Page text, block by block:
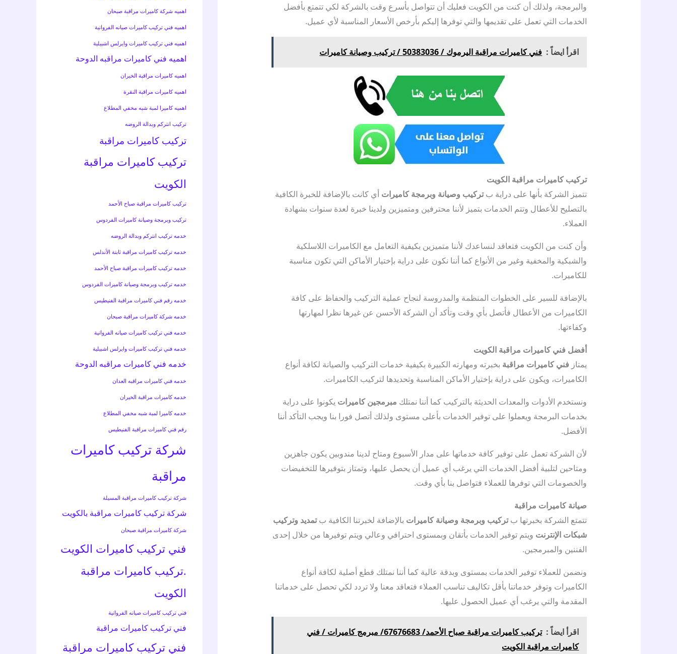
والبرمجة، ولذلك أن كنت من الكويت فعليك أن تتواصل بأسرع وقت بالشركة لكي تتمتع بأفضل
الخدمات التي تعمل على تقديمها والتي توفرها إليكم بأرخص الأسعار المناسبة لأي عميل.
اقرأ ايضاً : فني كاميرات مراقبة اليرموك / 50383036 / تركيب وصيانة كاميرات
تركيب كاميرات مراقبة الكويت
تتميز الشركة بأنها على دراية بتركيب وصيانة وبرمجة كاميرات أي كانت بالإضافة للخبرة الكافية
بالتصليح للأعطال وتتم الخدمات بتميز لأننا محترفين ومتميزين ولدينا خبرة لعدة سنوات بشهادة
العملاء.
وأن كنت من الكويت فتعاقد لنساعدك لأننا متميزين بكيفية التعامل مع الكاميرات اللاسلكية
والشبكية والمخفية وغير من الأنواع كما أننا نكون على دراية بإختيار الأماكن التي تكون مناسبة
للكاميرات.
بالإضافة للسير على الخطوات المنظمة والمدروسة لنجاح عملية التركيب والحفاظ على كافة
الكاميرات من الأعطال فأتصل بأي وقت وتأكد أن الشركة الأحسن عن غيرها نظرا لمهارتها
وكفاءتها.
أفضل فني كاميرات مراقبة الكويت
يمتاز فني كاميرات مراقبة بخبرته ومهارته الكبيرة بكيفية خدمات التركيب والصيانة لكافة أنواع
الكاميرات، ويكون على دراية بإختيار الأماكن المناسبة وتحديدها لتركيب الكاميرات.
ونستخدم الأدوات والمعدات الحديثة بالتركيب كما أننا نمتلك مبرمجين كاميرات يكونوا على دراية
بخدمات البرمجة ويعملوا على توفير الخدمات بأعلى مستوى ولذلك أتصل فورا بنا ويجب التأكد أننا
الأفضل.
لأن الشركة تعمل على توفير كافة خدماتها على مدار الأسبوع ومتاح لدينا مندوبين يكون جاهزين
ومتاحين لتلبية أفضل الخدمات التي يرغب أي عميل أن يحصل عليها، وتمتاز بتوفيرها للتخفيضات
والخصومات التي توفرها للعملاء فتواصل بنا بأي وقت.
صيانة كاميرات مراقبة
تتمتع الشركة بخبرتها بتركيب وبرمجة وصيانة كاميرات بالإضافة لخبرتنا الكافية بتمديد وتركيب
شبكات الإنترنت ويتم توفير الخدمات بأتقان وبمستوى احترافي وعالي ويتم توفيرها من خلال إحدى
الفننين والمبرمجين.
ونضمن للعملاء توفير الخدمات بمستوى وبدقة عالية كما أننا نمتلك قطع أصلية لكافة أنواع
الكاميرات وتوفر خدماتنا بأقل تكاليف تناسب العملاء فتعاقد معنا ولا تردد لكي تحصل على خدماتنا
المقدمة والتي يرغب أي عميل الحصول عليها.
اقرأ ايضاً :
تركيب كاميرات مراقبة صباح الأحمد/ 67676683/ مبرمج كاميرات / فني
كاميرات مراقبة الكويت
اهميه شركة كاميرات مراقبة صبحان
اهميه فني تركيب كاميرات صيانه الفروانية
اهميه فني تركيب كاميرات وايرلس اشبيلية
اهميه فني كاميرات مراقبه الدوحة
اهميه كاميرات مراقبة الخيران
اهميه كاميرات مراقبة النقرة
اهميه كاميرا لمبة شبه مخفي المطلاع
تركيب انتركم وبدالة الروضه
تركيب كاميرات مراقبة
تركيب كاميرات مراقبة
الكويت
تركيب كاميرات مراقبة صباح الأحمد
تركيب وبرمجة وصيانة كاميرات الفردوس
خدمه تركيب انتركم وبدالة الروضه
خدمه تركيب كاميرات مراقبة ثابتة الأندلس
خدمه تركيب كاميرات مراقبة صباح الأحمد
خدمه تركيب وبرمجة وصيانة كاميرات الفردوس
خدمه رقم فني كاميرات مراقبة الفنيطيس
خدمه شركة كاميرات مراقبة صبحان
خدمه فني تركيب كاميرات صيانه الفروانية
خدمه فني تركيب كاميرات وايرلس اشبيلية
خدمه فني كاميرات مراقبه الدوحة
خدمه فني كاميرات مراقبه العدان
خدمه كاميرات مراقبة الخيران
خدمه كاميرا لمبة شبه مخفي المطلاع
رقم فني كاميرات مراقبة الفنيطيس
شركة تركيب كاميرات
مراقبة
شركة تركيب كاميرات مراقبة المسيلة
شركة تركيب كاميرات مراقبة بالكويت
شركة كاميرات مراقبة صبحان
فني تركيب كاميرات الكويت
.تركيب كاميرات مراقبة
الكويت
فني تركيب كاميرات صيانه الفروانية
فني تركيب كاميرات مراقبة
فني تركيب كاميرات مراقبة